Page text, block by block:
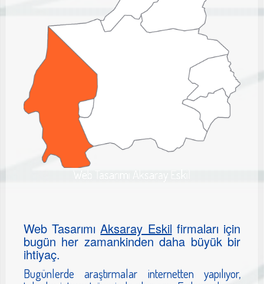
Web Tasarımı Aksaray Eskil
Web TasarımıAksaray Eskilfirmaları için
bugün her zamankinden daha büyük bir
ihtiyaç.
Bugünlerde araştırmalar internetten yapılıyor,